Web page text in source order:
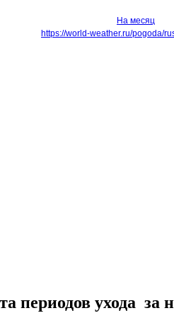
На месяц
https://world-weather.ru/pogoda/
периодов ухода за